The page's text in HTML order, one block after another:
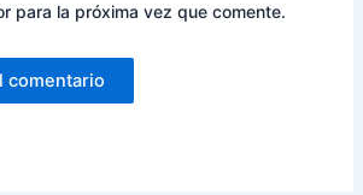
para la próxima vez que comente.